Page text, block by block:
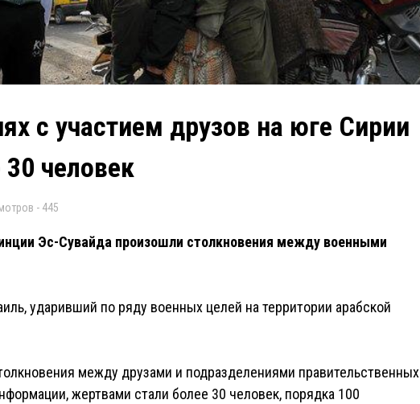
с участием друзов на юге Сирии
человек
- 445
Эс-Сувайда произошли столкновения между военными
ударивший по ряду военных целей на территории арабской
между друзами и подразделениями правительственных
жертвами стали более 30 человек, порядка 100